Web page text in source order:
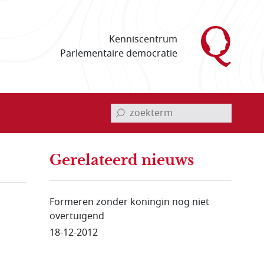
Kenniscentrum
Parlementaire democratie
invoerveld zoekterm
Gerelateerd nieuws
Formeren zonder koningin nog niet
overtuigend
18-12-2012